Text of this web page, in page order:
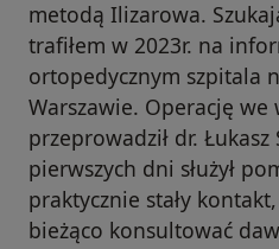
metodą Ilizarowa.
trafiłem w 2023r. na
ortopedycznym szpitala
Warszawie. Operację we
przeprowadził dr. Łukasz
pierwszych dni służył
praktycznie stały
bieżąco konsultować